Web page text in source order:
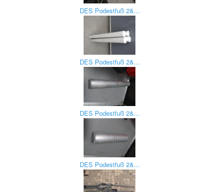
DES Podestfuß 2&...
DES Podestfuß 2&...
DES Podestfuß 2&...
DES Podestfuß 2&...